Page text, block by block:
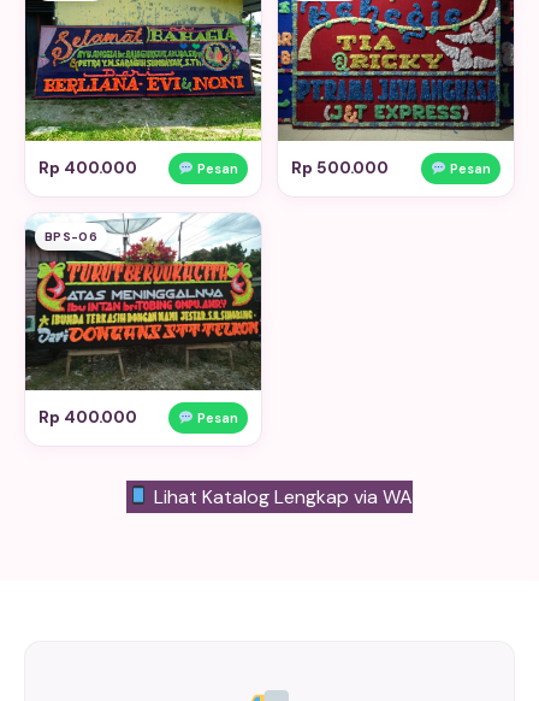
Rp 400.000 Pesan Rp 500.000 Pesan
BPS-06
Rp 400.000 Pesan
Lihat Katalog Lengkap via WA